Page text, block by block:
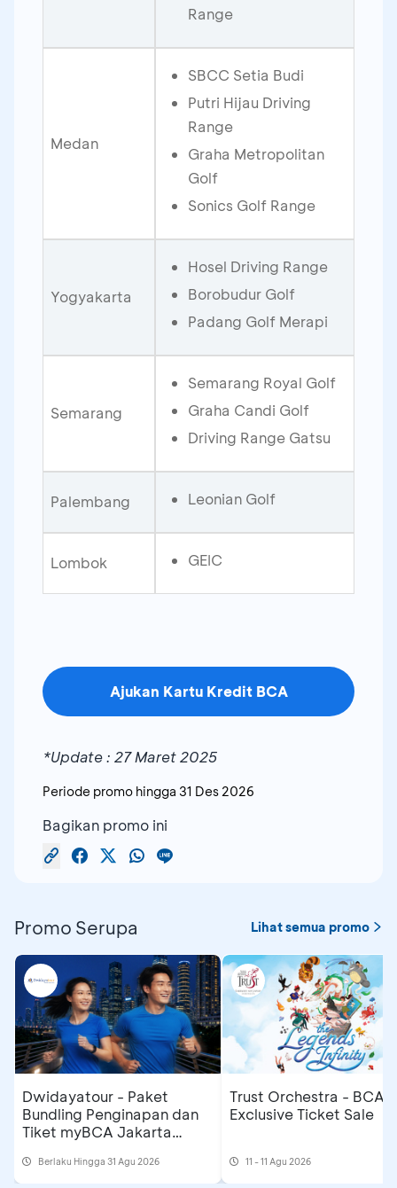
Range
Medan
SBCC Setia Budi
Putri Hijau Driving
Range
Graha Metropolitan
Golf
Sonics Golf Range
Yogyakarta
Hosel Driving Range
Borobudur Golf
Padang Golf Merapi
Semarang
Semarang Royal Golf
Graha Candi Golf
Driving Range Gatsu
Palembang Leonian Golf
Lombok GEIC
Ajukan Kartu Kredit BCA
*Update : 27 Maret 2025
Periode promo hingga 31 Des 2026
Bagikan promo ini
Promo Serupa Lihat semua promo
Dwidayatour - Paket
Bundling Penginapan dan
Tiket myBCA Jakarta
Berlaku Hingga 31 Agu 2026
Trust Orchestra - BCA
Exclusive Ticket Sale
11 - 11 Agu 2026